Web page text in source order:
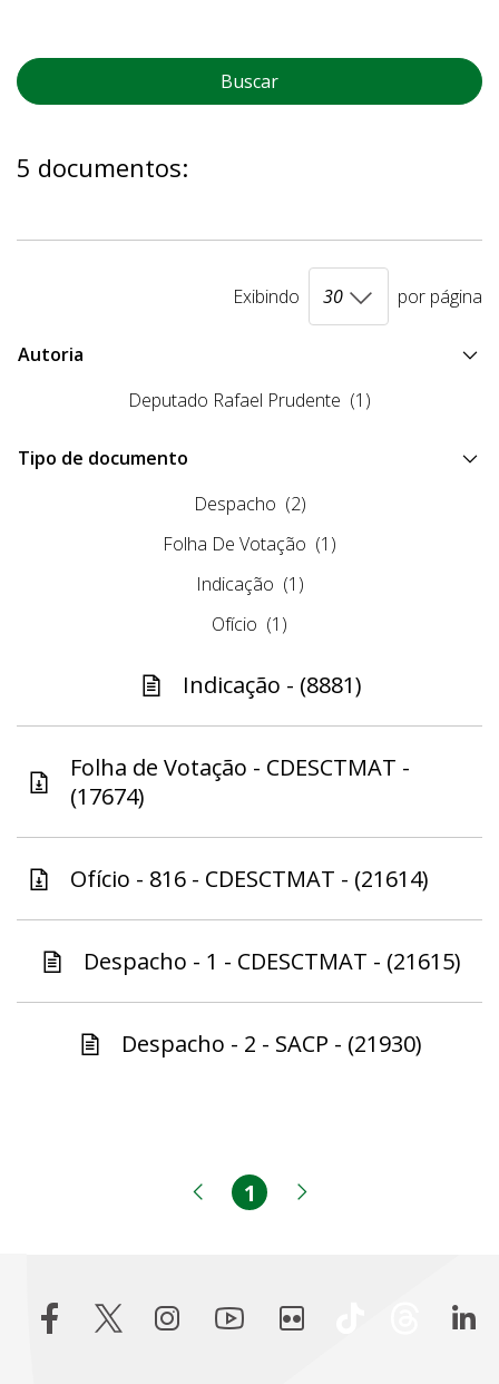
Buscar
5 documentos:
Exibindo por página
Autoria
Deputado Rafael Prudente (1)
Tipo de documento
Despacho (2)
Folha De Votação (1)
Indicação (1)
Ofício (1)
Indicação - (8881)
Folha de Votação - CDESCTMAT -
(17674)
Ofício - 816 - CDESCTMAT - (21614)
Despacho - 1 - CDESCTMAT - (21615)
Despacho - 2 - SACP - (21930)
Página anterior
Página
1